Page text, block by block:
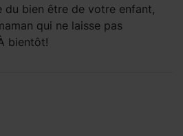
du bien être de votre enfant,
qui ne laisse pas
bientôt!